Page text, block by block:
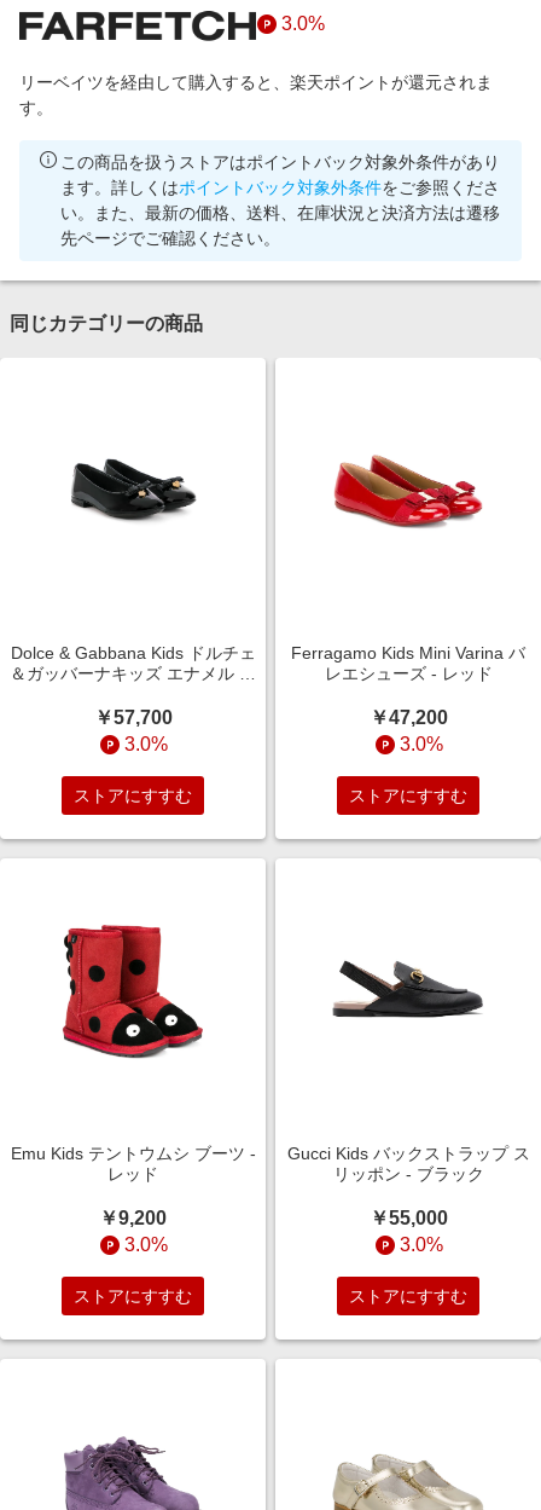
3.0%
リーベイツを経由して購入すると、楽天ポイントが還元されま
す。
この商品を扱うストアはポイントバック対象外条件があり
ます。詳しくはポイントバック対象外条件をご参照くださ
い。また、最新の価格、送料、在庫状況と決済方法は遷移
先ページでご確認ください。
同じカテゴリーの商品
Dolce & Gabbana Kids ドルチェ
＆ガッバーナキッズ エナメル バ
￥57,700
3.0%
ストアにすすむ
Ferragamo Kids Mini Varina バ
レエシューズ - レッド
￥47,200
3.0%
ストアにすすむ
Emu Kids テントウムシ ブーツ -
レッド
￥9,200
3.0%
ストアにすすむ
Gucci Kids バックストラップ ス
リッポン - ブラック
￥55,000
3.0%
ストアにすすむ